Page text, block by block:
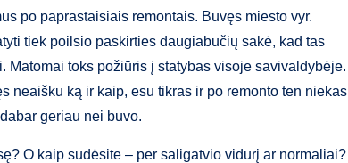
po paprastaisiais remontais. Buvęs miesto vyr.
tiek poilsio paskirties daugiabučių sakė, kad tas
Matomai toks požiūris į statybas visoje savivaldybėje.
neaišku ką ir kaip, esu tikras ir po remonto ten niekas
geriau nei buvo.
O kaip sudėsite – per saligatvio vidurį ar normaliai?